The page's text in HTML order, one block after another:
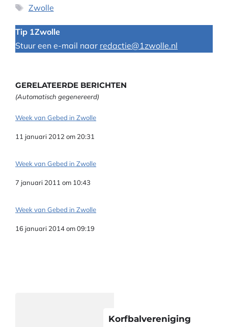
Tags
Zwolle
Tip 1Zwolle
Stuur een e-mail naar redactie@1zwolle.nl
GERELATEERDE BERICHTEN
(Automatisch gegenereerd)
Week van Gebed in Zwolle
Datum
11 januari 2012 om 20:31
Week van Gebed in Zwolle
Datum
7 januari 2011 om 10:43
Week van Gebed in Zwolle
Datum
16 januari 2014 om 09:19
Korfbalvereniging